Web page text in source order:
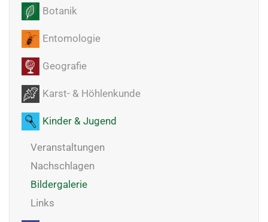
Botanik
Entomologie
Geografie
Karst- & Höhlenkunde
Kinder & Jugend
Veranstaltungen
Nachschlagen
Bildergalerie
Links